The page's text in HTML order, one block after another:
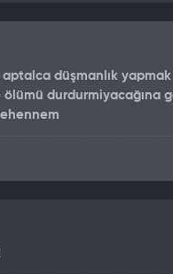
aptalca düşmanlık
ölümü durdurmiyacağına